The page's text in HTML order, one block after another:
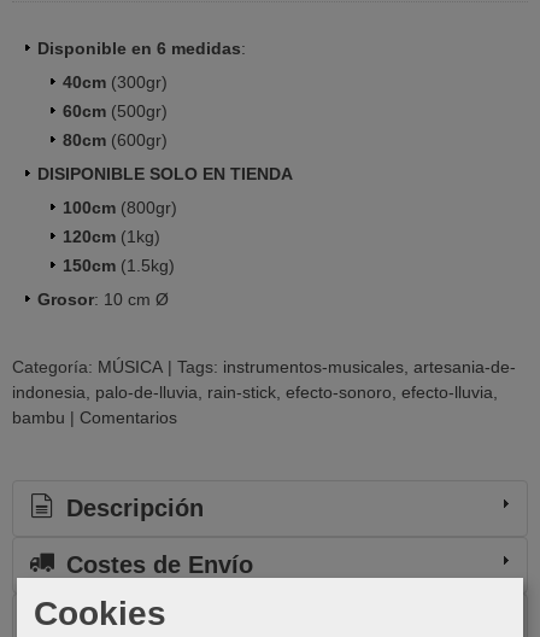
Disponible en 6 medidas:
40cm (300gr)
60cm (500gr)
80cm (600gr)
DISIPONIBLE SOLO EN TIENDA
100cm (800gr)
120cm (1kg)
150cm (1.5kg)
Grosor: 10 cm Ø
Categoría: MÚSICA | Tags: instrumentos-musicales artesania-de-
indonesia
palo-de-lluvia rain-stick efecto-sonoro efecto-lluvia
bambu | Comentarios
Descripción
Costes de Envío
Comentarios
Cookies